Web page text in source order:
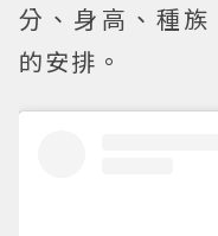
分、身高、種
的安排。